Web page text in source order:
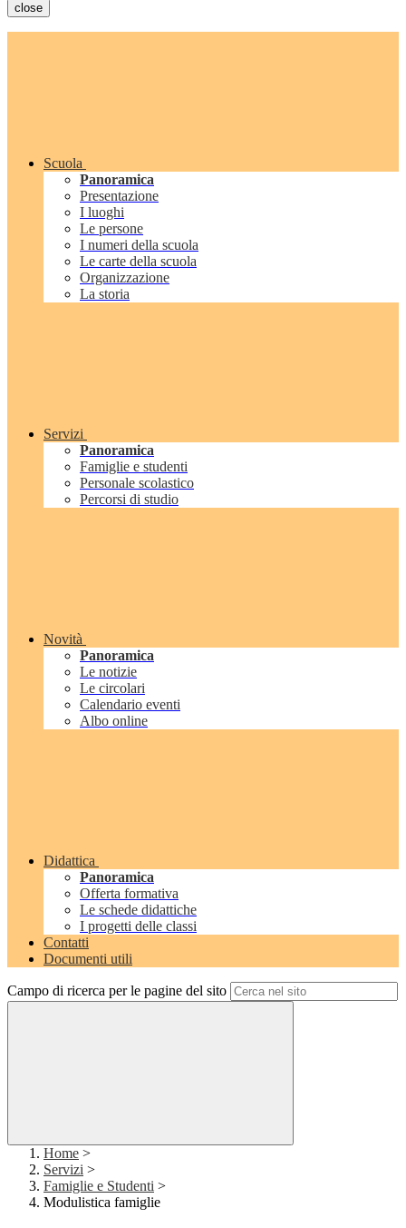
close
Scuola
Panoramica
Presentazione
I luoghi
Le persone
I numeri della scuola
Le carte della scuola
Organizzazione
La storia
Servizi
Panoramica
Famiglie e studenti
Personale scolastico
Percorsi di studio
Novità
Panoramica
Le notizie
Le circolari
Calendario eventi
Albo online
Didattica
Panoramica
Offerta formativa
Le schede didattiche
I progetti delle classi
Contatti
Documenti utili
Campo di ricerca per le pagine del sito
Home >
Servizi >
Famiglie e Studenti >
Modulistica famiglie